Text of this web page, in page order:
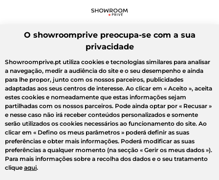
O showroomprive preocupa-se com a sua
privacidade
Showroomprive.pt utiliza cookies e tecnologias similares para analisar
a navegação, medir a audiência do site e o seu desempenho e ainda
para lhe propor, junto com os nossos parceiros, publicidades
adaptadas aos seus centros de interesse. Ao clicar em « Aceito », aceita
estes cookies e nomeadamente que estas informações sejam
partilhadas com os nossos parceiros. Pode ainda optar por « Recusar »
e nesse caso não irá receber conteúdos personalizados e somente
serão utilizados os cookies necessários ao funcionamento do site. Ao
clicar em « Defino os meus parâmetros » poderá definir as suas
preferências e obter mais informações. Poderá modificar as suas
preferências a qualquer momento (na secção « Gerir os meus dados »).
Para mais informações sobre a recolha dos dados e o seu tratamento
clique aqui.